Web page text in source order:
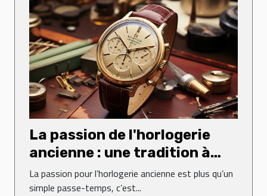
La passion de l'horlogerie
ancienne : une tradition à
perpétuer
La passion pour l’horlogerie ancienne est plus qu’un
simple passe-temps, c’est...